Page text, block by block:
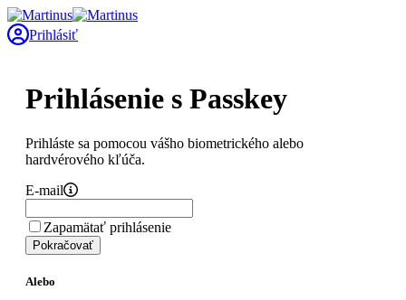
Prihlásiť
Prihlásenie s Passkey
Prihláste sa pomocou vášho biometrického alebo
hardvérového kľúča.
E-mail
Zapamätať prihlásenie
Pokračovať
Alebo